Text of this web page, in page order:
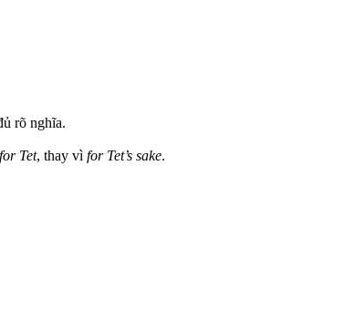
rõ nghĩa.
Tet, thay vì for Tet’s sake.